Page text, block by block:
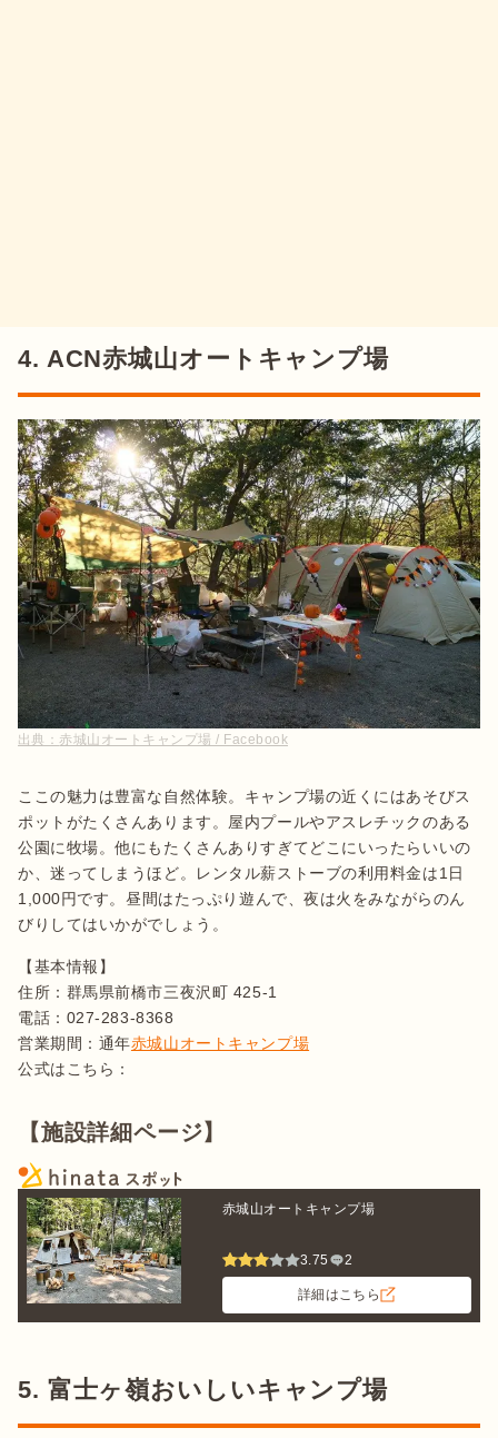
4. ACN赤城山オートキャンプ場
出典： 赤城山オートキャンプ場 / Facebook
ここの魅力は豊富な自然体験。キャンプ場の近くにはあそびス
ポットがたくさんあります。屋内プールやアスレチックのある
公園に牧場。他にもたくさんありすぎてどこにいったらいいの
か、迷ってしまうほど。レンタル薪ストーブの利用料金は1日
1,000円です。昼間はたっぷり遊んで、夜は火をみながらのん
びりしてはいかがでしょう。
【基本情報】
住所：群馬県前橋市三夜沢町 425-1
電話：027-283-8368
営業期間：通年赤城山オートキャンプ場
公式はこちら：
【施設詳細ページ】
赤城山オートキャンプ場
3.75 2
詳細はこちら
5. 富士ヶ嶺おいしいキャンプ場